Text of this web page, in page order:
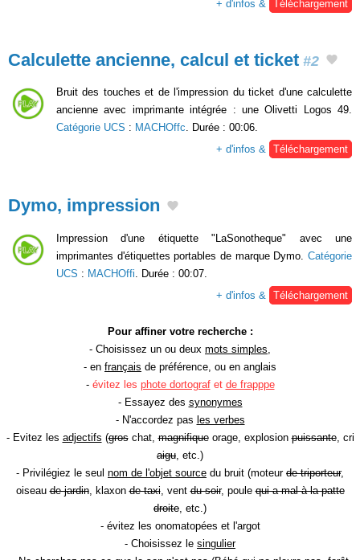
+ d'infos &
Téléchargement
Calculette ancienne, calcul et ticket #2
Bruit des touches et de l'impression du ticket d'une calculette
ancienne avec imprimante intégrée : une Olivetti Logos 49.
Catégorie UCS : MACHOffc. Durée : 00:06.
+ d'infos & Téléchargement
Dymo, impression
Impression d'une étiquette "LaSonotheque" avec une
imprimantes d'étiquettes portables de marque Dymo. Catégorie
UCS : MACHOffi . Durée : 00:07.
+ d'infos &
Téléchargement
Pour affiner votre recherche :
- Choisissez un ou deux mots simples
- en français de préférence, ou en anglais
- évitez les phote dortografet de frapppe
- Essayez des synonymes
- N'accordez pas les verbes
- Evitez les adjectifs (groschat,magnifiqueorage, explosionpuissante, cri
aigu , etc.)
- Privilégiez le seul nom de l'objet source du bruit (moteur de triporteur,
oiseaude jardin, klaxonde taxi, ventdu soir, poulequi a mal à la patte
droite , etc.)
- évitez les onomatopées et l'argot
- Choisissez le singulier